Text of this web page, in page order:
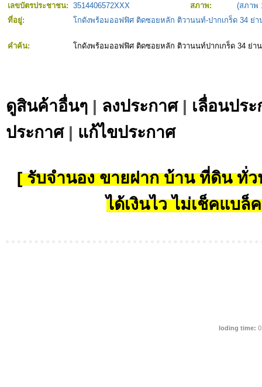
เลขบัตรประชาชน: 3514406572XXX สภาพ:
(สภาพ
ที่อยู่:
โกดังพร้อมออฟฟิศ ติดซอยหลัก ติวานนท์-ปากเกร็ด 34 ย่า
คำค้น: โกดังพร้อมออฟฟิศ ติดซอยหลัก ติวานนท์ปากเกร็ด 34 ย่า
ดูสินค้าอื่นๆ | ลงประกาศ| เลื่อนปร
ประกาศ| แก้ไขประกาศ
[ รับจำนอง ขายฝาก บ้าน ที่ดิน ทั่ว
ได้เงินไว ไม่เช็คแบล็
loding time: